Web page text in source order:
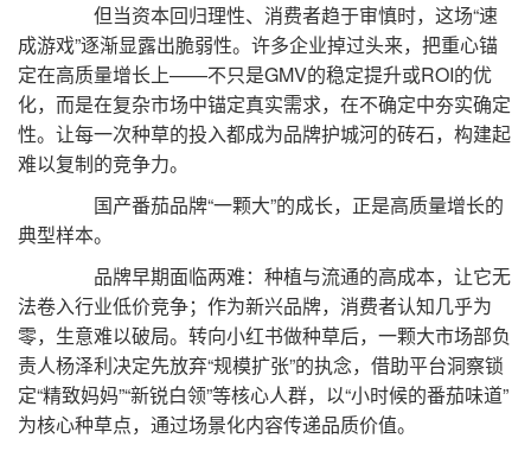
但当资本回归理性、消费者趋于审慎时，这场“速
成游戏”逐渐显露出脆弱性。许多企业掉过头来，把重心锚
定在高质量增长上——不只是GMV的稳定提升或ROI的优
化，而是在复杂市场中锚定真实需求，在不确定中夯实确定
性。让每一次种草的投入都成为品牌护城河的砖石，构建起
难以复制的竞争力。
国产番茄品牌“一颗大”的成长，正是高质量增长的
典型样本。
品牌早期面临两难：种植与流通的高成本，让它无
法卷入行业低价竞争；作为新兴品牌，消费者认知几乎为
零，生意难以破局。转向小红书做种草后，一颗大市场部负
责人杨泽利决定先放弃“规模扩张”的执念，借助平台洞察锁
定“精致妈妈”“新锐白领”等核心人群，以“小时候的番茄味道”
为核心种草点，通过场景化内容传递品质价值。